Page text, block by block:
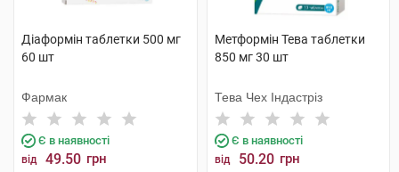
Діаформін таблетки 500 мг
60 шт
Фармак
Є в наявності
від 49.50 грн
Метформін Тева таблетки
850 мг 30 шт
Тева Чех Індастріз
Є в наявності
від 50.20 грн